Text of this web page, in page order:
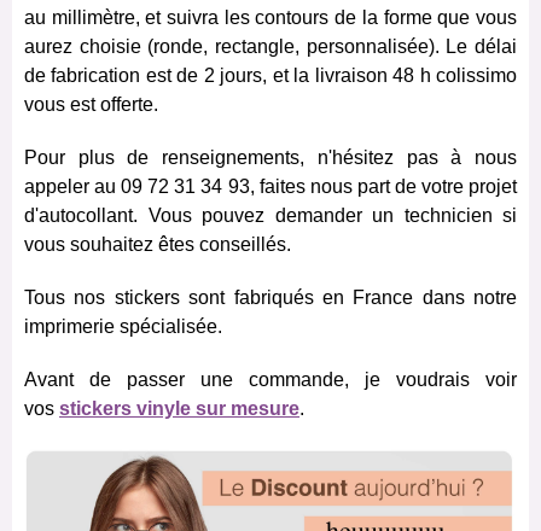
au millimètre, et suivra les contours de la forme que vous
aurez choisie (ronde, rectangle, personnalisée). Le délai
de fabrication est de 2 jours, et la livraison 48 h colissimo
vous est offerte.
Pour plus de renseignements, n'hésitez pas à nous
appeler au 09 72 31 34 93, faites nous part de votre projet
d'autocollant. Vous pouvez demander un technicien si
vous souhaitez êtes conseillés.
Tous nos stickers sont fabriqués en France dans notre
imprimerie spécialisée.
Avant de passer une commande, je voudrais voir
vos stickers vinyle sur mesure.